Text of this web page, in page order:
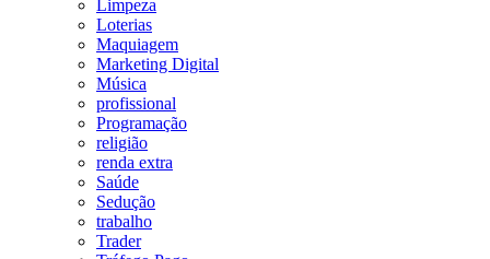
Limpeza
Loterias
Maquiagem
Marketing Digital
Música
profissional
Programação
religião
renda extra
Saúde
Sedução
trabalho
Trader